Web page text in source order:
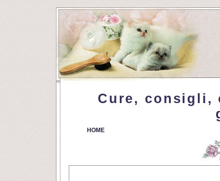
Cure, consigli,
HOME